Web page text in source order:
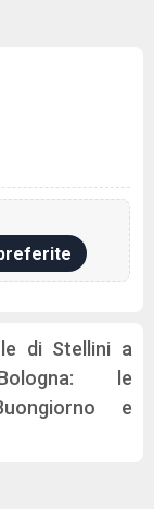
di Stellini a
le
e